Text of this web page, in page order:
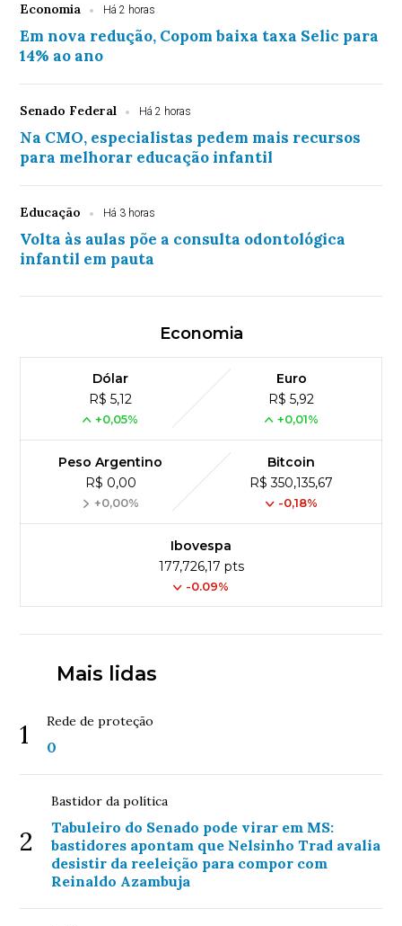
Economia Há 2 horas
Em nova redução, Copom baixa taxa Selic para
14% ao ano
Senado Federal Há 2 horas
Na CMO, especialistas pedem mais recursos
para melhorar educação infantil
Educação Há 3 horas
Volta às aulas põe a consulta odontológica
infantil em pauta
Economia
Dólar
R$ 5,12
+0,05%
Euro
R$ 5,92
+0,01%
Peso Argentino
R$ 0,00
+0,00%
Bitcoin
R$ 350,135,67
-0,18%
Ibovespa
177,726,17 pts
-0.09%
Mais lidas
1 Rede de proteção
0
2
Bastidor da política
Tabuleiro do Senado pode virar em MS:
bastidores apontam que Nelsinho Trad avalia
desistir da reeleição para compor com
Reinaldo Azambuja